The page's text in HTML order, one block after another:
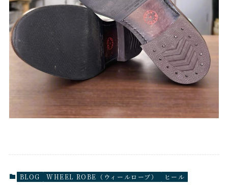
BLOG WHEEL ROBE（ウィールローブ） ヒール